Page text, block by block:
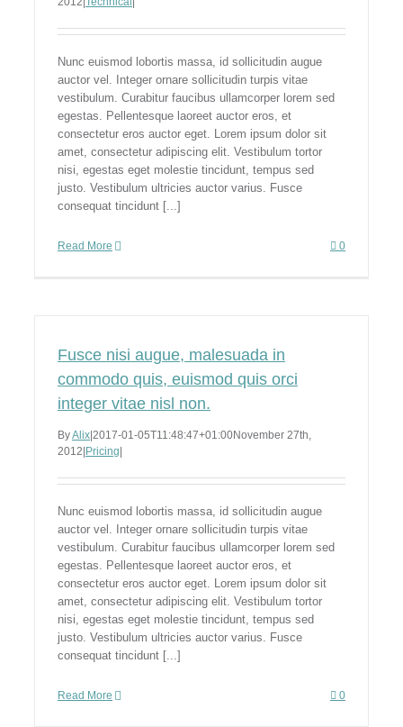
Nunc euismod lobortis massa, id sollicitudin augue
auctor vel. Integer ornare sollicitudin turpis vitae
vestibulum. Curabitur faucibus ullamcorper lorem sed
egestas. Pellentesque laoreet auctor eros, et
consectetur eros auctor eget. Lorem ipsum dolor sit
amet, consectetur adipiscing elit. Vestibulum tortor
nisi, egestas eget molestie tincidunt, tempus sed
justo. Vestibulum ultricies auctor varius. Fusce
consequat tincidunt [...]
Read More 0
Fusce nisi augue, malesuada in
commodo quis, euismod quis orci
integer vitae nisl non.
ByAlix 2017-01-05T11:48:47+01:00November 27th,
2012 Pricing
Nunc euismod lobortis massa, id sollicitudin augue
auctor vel. Integer ornare sollicitudin turpis vitae
vestibulum. Curabitur faucibus ullamcorper lorem sed
egestas. Pellentesque laoreet auctor eros, et
consectetur eros auctor eget. Lorem ipsum dolor sit
amet, consectetur adipiscing elit. Vestibulum tortor
nisi, egestas eget molestie tincidunt, tempus sed
justo. Vestibulum ultricies auctor varius. Fusce
consequat tincidunt [...]
Read More 0